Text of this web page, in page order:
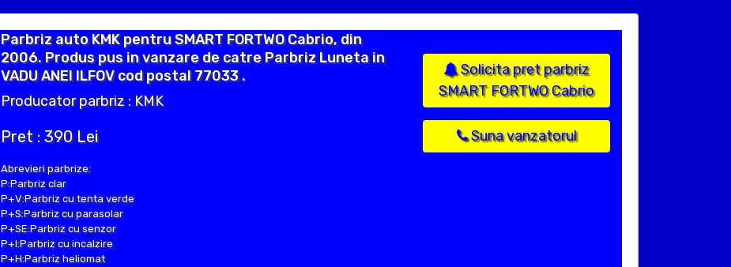
Parbriz auto KMK pentru SMART FORTWO Cabrio, din
2006. Produs pus in vanzare de catre Parbriz Luneta in
VADU ANEI ILFOV cod postal 77033 .
Producator parbriz : KMK
Pret : 390 Lei
Abrevieri parbrize:
P:Parbriz clar
P+V:Parbriz cu tenta verde
P+S:Parbriz cu parasolar
P+SE:Parbriz cu senzor
P+I:Parbriz cu incalzire
P+H:Parbriz heliomat
Solicita pret parbriz
SMART FORTWO Cabrio
Suna vanzatorul